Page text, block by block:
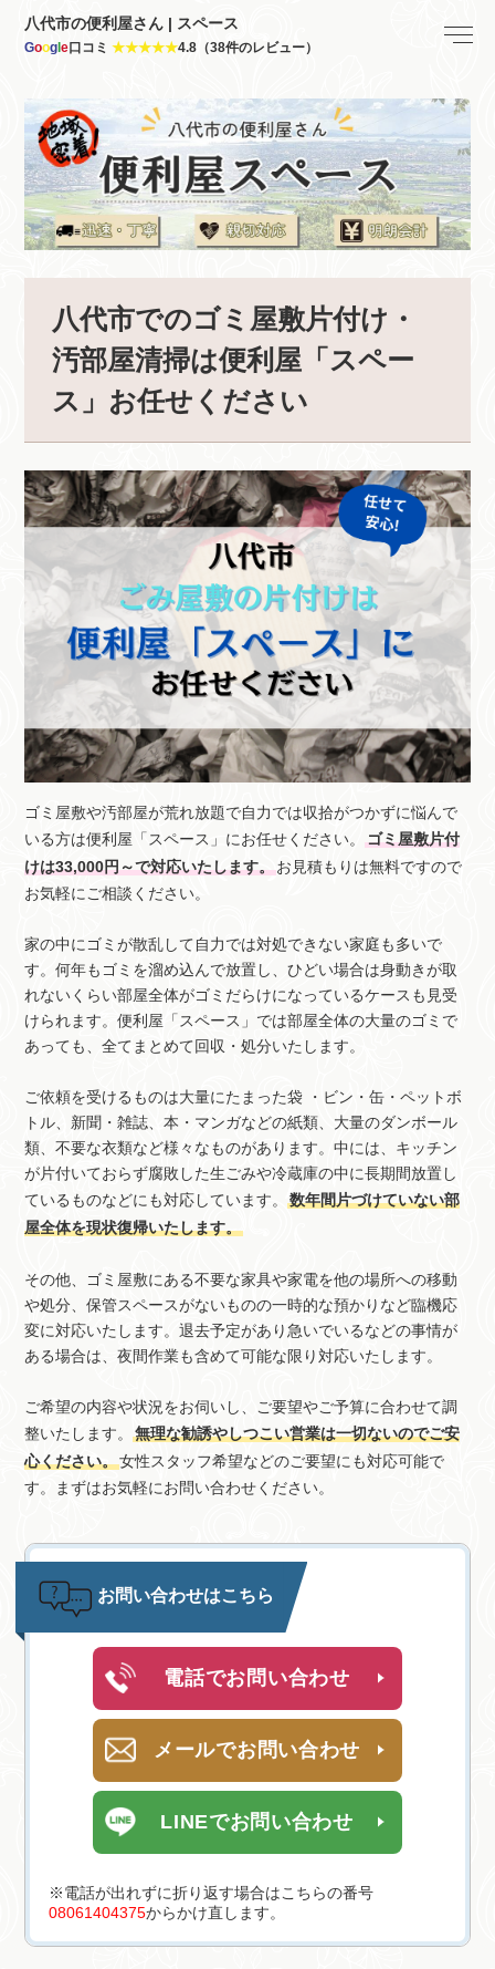
八代市の便利屋さん | スペース
Goog le口コミ★★★★★4.8（38件のレビュー）
八代市でのゴミ屋敷片付け・
汚部屋清掃は便利屋「スペー
ス」お任せください
ゴミ屋敷や汚部屋が荒れ放題で自力では収拾がつかずに悩んで
いる方は便利屋「スペース」にお任せください。ゴミ屋敷片付
けは33,000円～で対応いたします。お見積もりは無料ですので
お気軽にご相談ください。
家の中にゴミが散乱して自力では対処できない家庭も多いで
す。何年もゴミを溜め込んで放置し、ひどい場合は身動きが取
れないくらい部屋全体がゴミだらけになっているケースも見受
けられます。便利屋「スペース」では部屋全体の大量のゴミで
あっても、全てまとめて回収・処分いたします。
ご依頼を受けるものは大量にたまった袋 ・ビン・缶・ペットボ
トル、新聞・雑誌、本・マンガなどの紙類、大量のダンボール
類、不要な衣類など様々なものがあります。中には、キッチン
が片付いておらず腐敗した生ごみや冷蔵庫の中に長期間放置し
ているものなどにも対応しています。数年間片づけていない部
屋全体を現状復帰いたします。
その他、ゴミ屋敷にある不要な家具や家電を他の場所への移動
や処分、保管スペースがないものの一時的な預かりなど臨機応
変に対応いたします。退去予定があり急いでいるなどの事情が
ある場合は、夜間作業も含めて可能な限り対応いたします。
ご希望の内容や状況をお伺いし、ご要望やご予算に合わせて調
整いたします。無理な勧誘やしつこい営業は一切ないのでご安
心ください。女性スタッフ希望などのご要望にも対応可能で
す。まずはお気軽にお問い合わせください。
お問い合わせはこちら
電話でお問い合わせ
メールでお問い合わせ
LINEでお問い合わせ
※電話が出れずに折り返す場合はこちらの番号
08061404375からかけ直します。